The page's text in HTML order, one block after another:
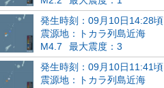
発生時刻：09月10日14:28頃
震源地：トカラ列島近海
M4.7
最大震度：3
発生時刻：09月10日11:41頃
震源地：トカラ列島近海